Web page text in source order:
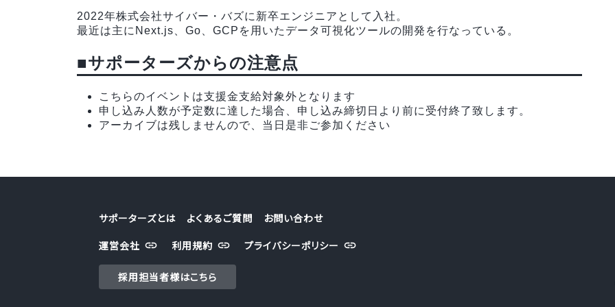
2022年株式会社サイバー・バズに新卒エンジニアとして入社。
最近は主にNext.js、Go、GCPを用いたデータ可視化ツールの開発を行なっている。
■サポーターズからの注意点
こちらのイベントは支援金支給対象外となります
申し込み人数が予定数に達した場合、申し込み締切日より前に受付終了致します。
アーカイブは残しませんので、当日是非ご参加ください
サポーターズとは よくあるご質問
お問い合わせ
運営会社
利用規約 プライバシーポリシー
採用担当者様はこちら